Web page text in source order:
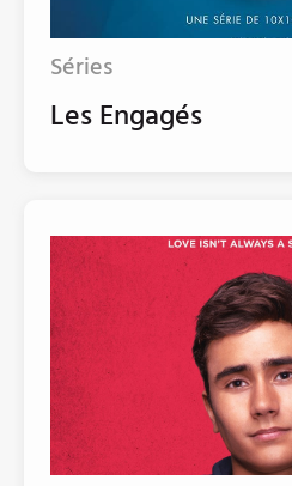
Séries
Les Engagés